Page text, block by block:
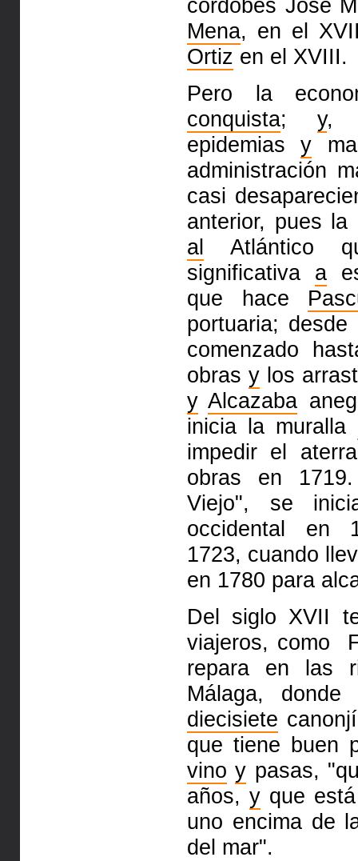
cordobés José
Mena, en el
Ortiz en el XVIII.
Pero la
conquista;y
epidemiasy
administración
casi
anterior, pues la
al
Atlántico
significativa a
que hace
portuaria;
comenzado
obrasy los
y Alcazaba
inicia la muralla
impedir el
obras en
Viejo", se
occidental en
1723, cuando
en 1780 para
Del siglo XVII
viajeros, como
repara en
Málaga,
diecisiete
que tiene buen
vino y pasas,
años, yque
uno encima de
del mar".